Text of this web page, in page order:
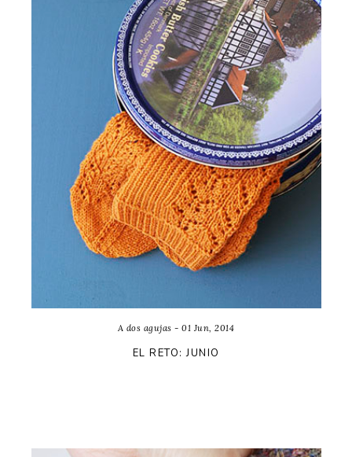
A dos agujas - 01 Jun, 2014
EL RETO: JUNIO